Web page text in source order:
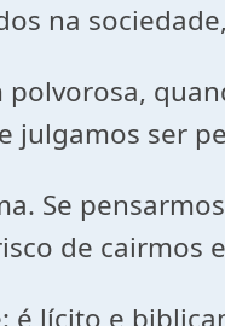
na
polvorosa,
julgamos ser
Se
de cairmos
é lícito e